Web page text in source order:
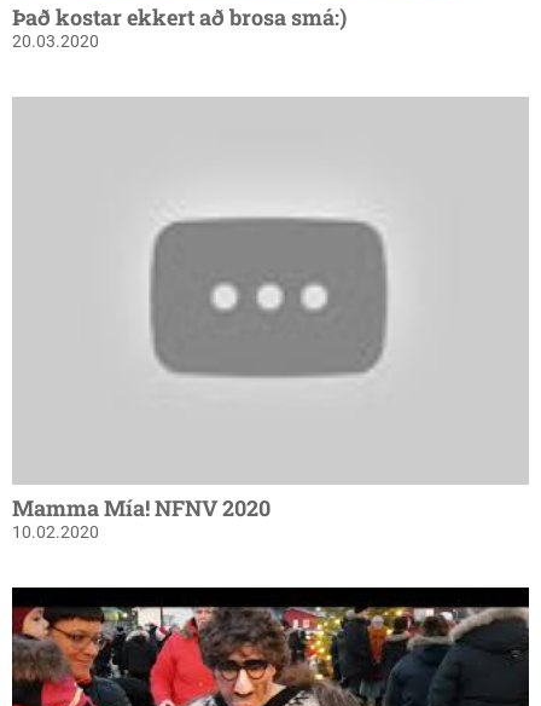
Það kostar ekkert að brosa smá:)
20.03.2020
Mamma Mía! NFNV 2020
10.02.2020